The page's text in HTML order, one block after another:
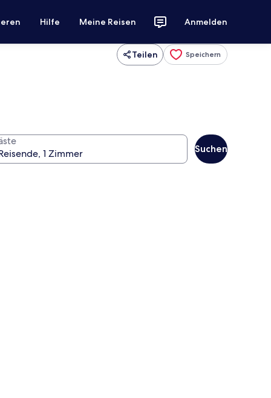
Hilfe Meine Reisen Anmelden
Teilen Speichern
Suchen